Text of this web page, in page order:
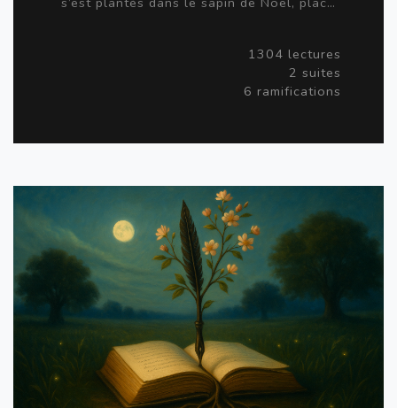
1304 lectures
2 suites
6 ramifications